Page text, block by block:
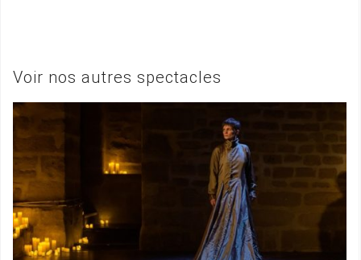
Voir nos autres spectacles